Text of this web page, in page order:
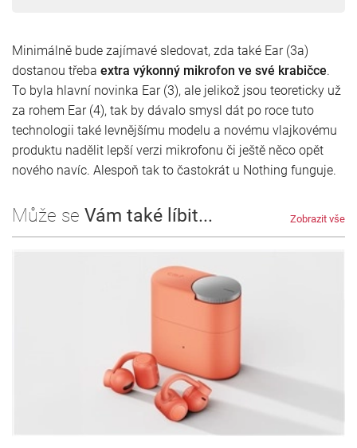
Minimálně bude zajímavé sledovat, zda také Ear (3a)
dostanou třeba extra výkonný mikrofon ve své krabičce.
To byla hlavní novinka Ear (3), ale jelikož jsou teoreticky už
za rohem Ear (4), tak by dávalo smysl dát po roce tuto
technologii také levnějšímu modelu a novému vlajkovému
produktu nadělit lepší verzi mikrofonu či ještě něco opět
nového navíc. Alespoň tak to častokrát u Nothing funguje.
Může se Vám také líbit... Zobrazit vše